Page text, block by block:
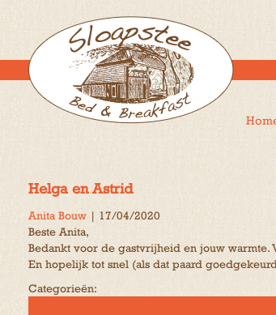
Helga en Astrid
Anita Bouw | 17/04/2020
Beste Anita,
Bedankt voor de gastvrijheid en jouw warmte.
En hopelijk tot snel (als dat paard
Categorieën: